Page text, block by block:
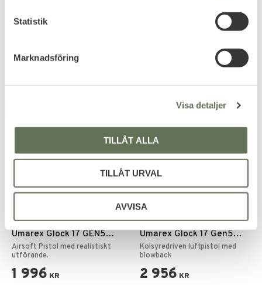
Statistik
Marknadsföring
Visa detaljer
TILLÅT ALLA
TILLÅT URVAL
AVVISA
UMAREX Glock 17 GEN4
GBB Airsoft 6mm
Umarex Glock 17 GEN4
GBB Airsoft 6mm Paket
Umarex Glock 17 GEN5
GBB 6mm
Airsoft Pistol med realistiskt
utförande.
1 996 KR
Umarex Glock 17 Gen5
MOS Blowback CO₂ – 4,5
mm Diabolopistol
Kolsyredriven luftpistol med
blowback
2 956 KR